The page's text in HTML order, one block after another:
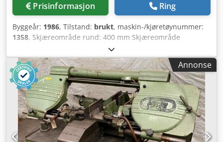
Prisinformasjon Ring
Byggeår: 1986, Tilstand: brukt, maskin-/kjøretøynummer:
1358, Skjæreområde rund: 400 mm Skjæreområde
rektangulær: 400 mm Enkel fremføringslengde: 600 mm
Dsdpfx Aobgnfysg Tsck Båndsagblad dimensjoner: 6200 x
38 x 1,3 mm Båndhastighet: 12–100 m/min Sagdrift: 380 V,
7,5 kW Plassbehov: 2850 x 2100 x 1900 mm Vekt: ca. 3000
kg
Annonse